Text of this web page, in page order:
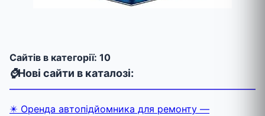
Cайтів в категорії: 10
⌚Нові сайти в каталозі:
✴️ Оренда автопідйомника для ремонту —